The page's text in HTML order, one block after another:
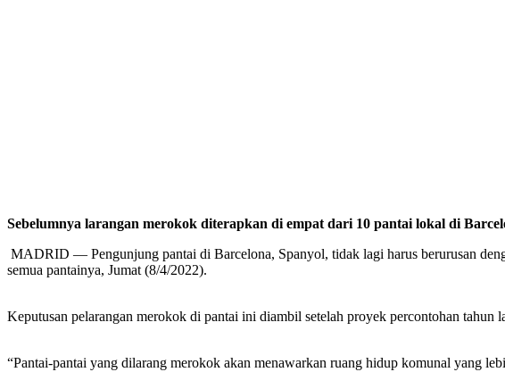
Sebelumnya larangan merokok diterapkan di empat dari 10 pantai lokal di
MADRID — Pengunjung pantai di Barcelona, Spanyol, tidak lagi harus berurusan
semua pantainya, Jumat (8/4/2022).
Keputusan pelarangan merokok di pantai ini diambil setelah proyek percontohan
“Pantai-pantai yang dilarang merokok akan menawarkan ruang hidup komunal yang